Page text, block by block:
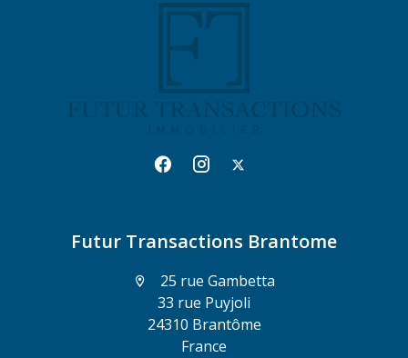
Futur Transactions Brantome
25 rue Gambetta
33 rue Puyjoli
24310 Brantôme
France